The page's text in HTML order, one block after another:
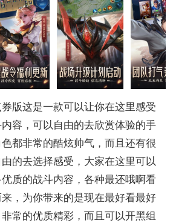
这是一款可以让你在这里感受
容，可以自由的去欣赏体验的手
都非常的酷炫帅气，而且还有很
的去选择感受，大家在这里可以
质的战斗内容，各种最还哦啊看
，为你带来的是现在最好看最好
常的优质精彩，而且可以开黑组